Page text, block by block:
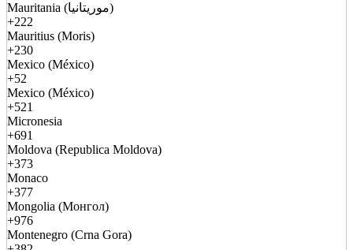
Mauritania (موريتانيا)
+222
Mauritius (Moris)
+230
Mexico (México)
+52
Mexico (México)
+521
Micronesia
+691
Moldova (Republica Moldova)
+373
Monaco
+377
Mongolia (Монгол)
+976
Montenegro (Crna Gora)